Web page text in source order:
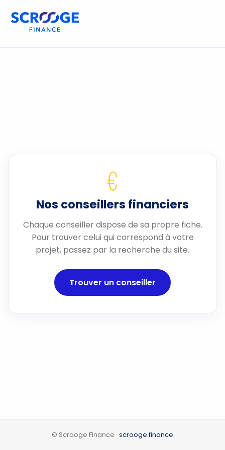
€
Nos conseillers financiers
Chaque conseiller dispose de sa propre fiche.
Pour trouver celui qui correspond à votre
projet, passez par la recherche du site.
Trouver un conseiller
© Scrooge Finance · scrooge.finance